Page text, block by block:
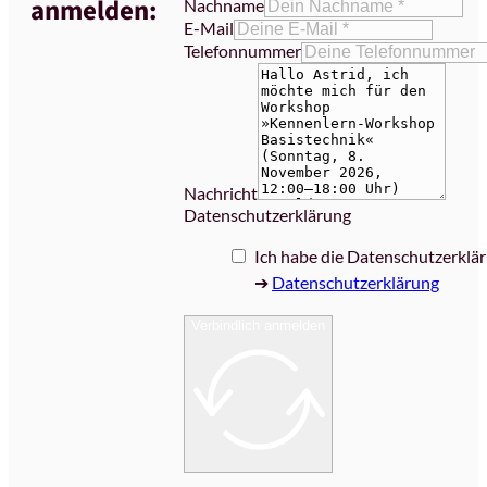
anmelden:
Nachname
E-Mail
Telefonnummer
Nachricht
Datenschutzerklärung
Ich habe die
➔ Datenschutzerklärung